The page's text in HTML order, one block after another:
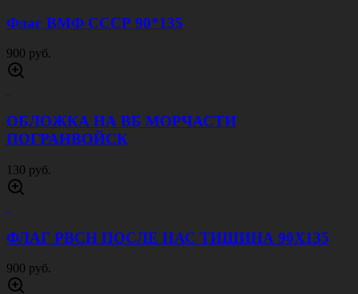
Флаг ВМФ СССР 90*135
900 руб.
ОБЛОЖКА НА ВБ МОРЧАСТИ
ПОГРАНВОЙСК
130 руб.
ФЛАГ РВСН ПОСЛЕ НАС ТИШИНА 90Х135
900 руб.